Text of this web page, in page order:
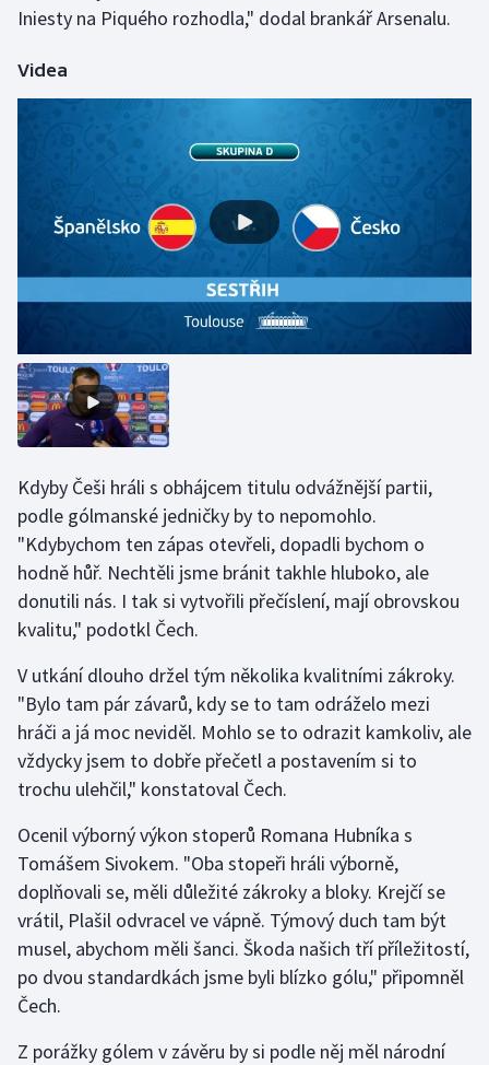
Krasobruslení
Lyže a snowboard
Olympijské hry
Parasport
Plážový volejbal
Ragby
Rychlobruslení
Rychlostní kanoistika
Short track
Sportovní střelba
Stolní tenis
Triatlon
Veslování
Vodní slalom
Volejbal
Iniesty na Piquého rozhodla," dodal brankář Arsenalu.
Videa
Kdyby Češi hráli s obhájcem titulu odvážnější partii,
podle gólmanské jedničky by to nepomohlo.
"Kdybychom ten zápas otevřeli, dopadli bychom o
hodně hůř. Nechtěli jsme bránit takhle hluboko, ale
donutili nás. I tak si vytvořili přečíslení, mají obrovskou
kvalitu," podotkl Čech.
V utkání dlouho držel tým několika kvalitními zákroky.
"Bylo tam pár závarů, kdy se to tam odráželo mezi
hráči a já moc neviděl. Mohlo se to odrazit kamkoliv, ale
vždycky jsem to dobře přečetl a postavením si to
trochu ulehčil," konstatoval Čech.
Ocenil výborný výkon stoperů Romana Hubníka s
Tomášem Sivokem. "Oba stopeři hráli výborně,
doplňovali se, měli důležité zákroky a bloky. Krejčí se
vrátil, Plašil odvracel ve vápně. Týmový duch tam být
musel, abychom měli šanci. Škoda našich tří příležitostí,
po dvou standardkách jsme byli blízko gólu," připomněl
Čech.
Z porážky gólem v závěru by si podle něj měl národní